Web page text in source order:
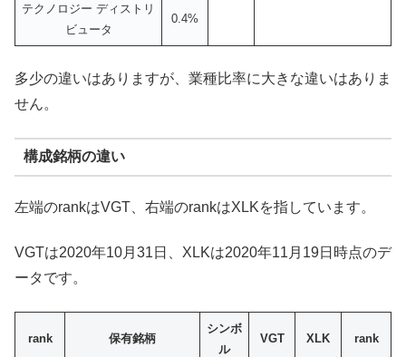
テクノロジー ディストリ
ビュータ
0.4%
多少の違いはありますが、業種比率に大きな違いはありま
せん。
構成銘柄の違い
左端のrankはVGT、右端のrankはXLKを指しています。
VGTは2020年10月31日、XLKは2020年11月19日時点のデ
ータです。
rank 保有銘柄
シンボ
ル
VGT XLK rank